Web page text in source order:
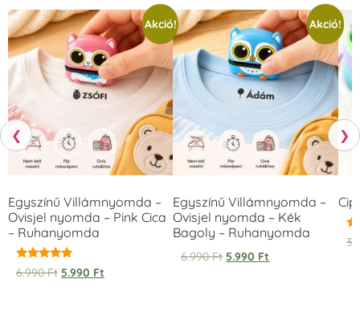
❮
Akció!
Egyszínű Villámnyomda –
Ovisjel nyomda – Pink Cica
– Ruhanyomda
Értékelés:
5.00
6.990Ft 5.990 Ft
Akció!
Egyszínű Villámnyomda –
Ovisjel nyomda – Kék
Bagoly – Ruhanyomda
6.990Ft 5.990 Ft
❯